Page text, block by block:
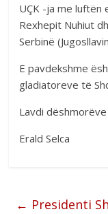
UÇK -ja me luftën
Rexhepit Nuhiut
Serbinë
E pavdekshme
gladiatoreve të
Lavdi
Erald Selca
← Presidenti